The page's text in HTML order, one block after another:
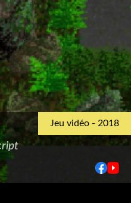
Jeu vidéo - 2018